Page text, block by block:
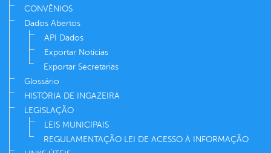
CONVÊNIOS
Dados Abertos
API Dados
Exportar Notícias
Exportar Secretarias
Glossário
HISTÓRIA DE INGAZEIRA
LEGISLAÇÃO
LEIS MUNICIPAIS
REGULAMENTAÇÃO LEI DE ACESSO À INFORMAÇÃO